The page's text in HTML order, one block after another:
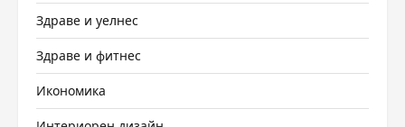
Здраве и уелнес
Здраве и фитнес
Икономика